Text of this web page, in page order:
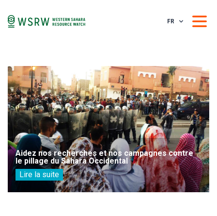
FR
Aidez nos recherches et nos campagnes contre
le pillage du Sahara Occidental
Lire la suite